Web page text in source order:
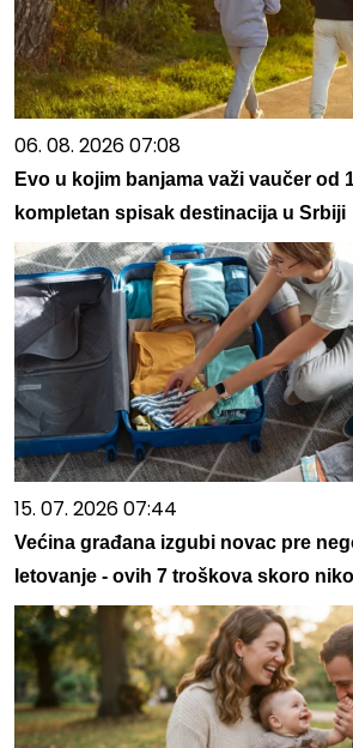
06. 08. 2026 07:08
Evo u kojim banjama važi vaučer od
kompletan spisak destinacija u Srbiji
15. 07. 2026 07:44
Većina građana izgubi novac pre
letovanje - ovih 7 troškova skoro